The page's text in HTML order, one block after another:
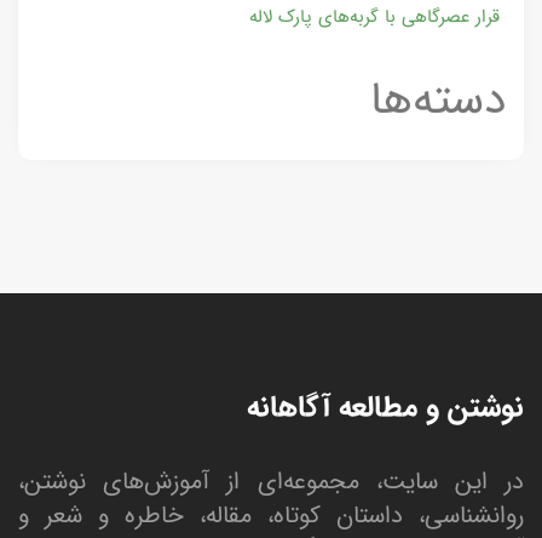
قرار عصرگاهی با گربه‌های پارک لاله
دسته‌ها
نوشتن و مطالعه آگاهانه
در این سایت، مجموعه‌ای از آموزش‌های نوشتن،
روانشناسی، داستان کوتاه، مقاله، خاطره و شعر و